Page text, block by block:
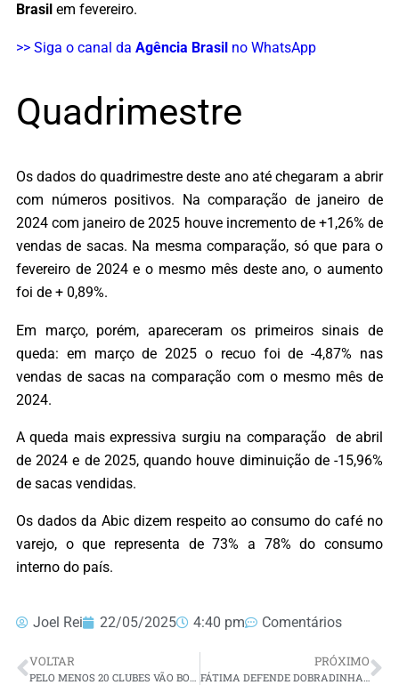
Brasil em fevereiro.
>> Siga o canal da Agência Brasil no WhatsApp
Quadrimestre
Os dados do quadrimestre deste ano até chegaram a abrir
com números positivos. Na comparação de janeiro de
2024 com janeiro de 2025 houve incremento de +1,26% de
vendas de sacas. Na mesma comparação, só que para o
fevereiro de 2024 e o mesmo mês deste ano, o aumento
foi de + 0,89%.
Em março, porém, apareceram os primeiros sinais de
queda: em março de 2025 o recuo foi de -4,87% nas
vendas de sacas na comparação com o mesmo mês de
2024.
A queda mais expressiva surgiu na comparação de abril
de 2024 e de 2025, quando houve diminuição de -15,96%
de sacas vendidas.
Os dados da Abic dizem respeito ao consumo do café no
varejo, o que representa de 73% a 78% do consumo
interno do país.
Joel Rei 22/05/2025 4:40 pm Comentários
VOLTAR
PELO MENOS 20 CLUBES VÃO BOICOTAR ELEIÇÃO PARA PRESIDENTE DA CBF; VEJA QUAIS
PRÓXIMO
FÁTIMA DEFENDE DOBRADINHA COM ZENAIDE PARA O SENADO E DIZ QUE ALIANÇA SERIA “CAMINHO NATURAL E COERENTE”